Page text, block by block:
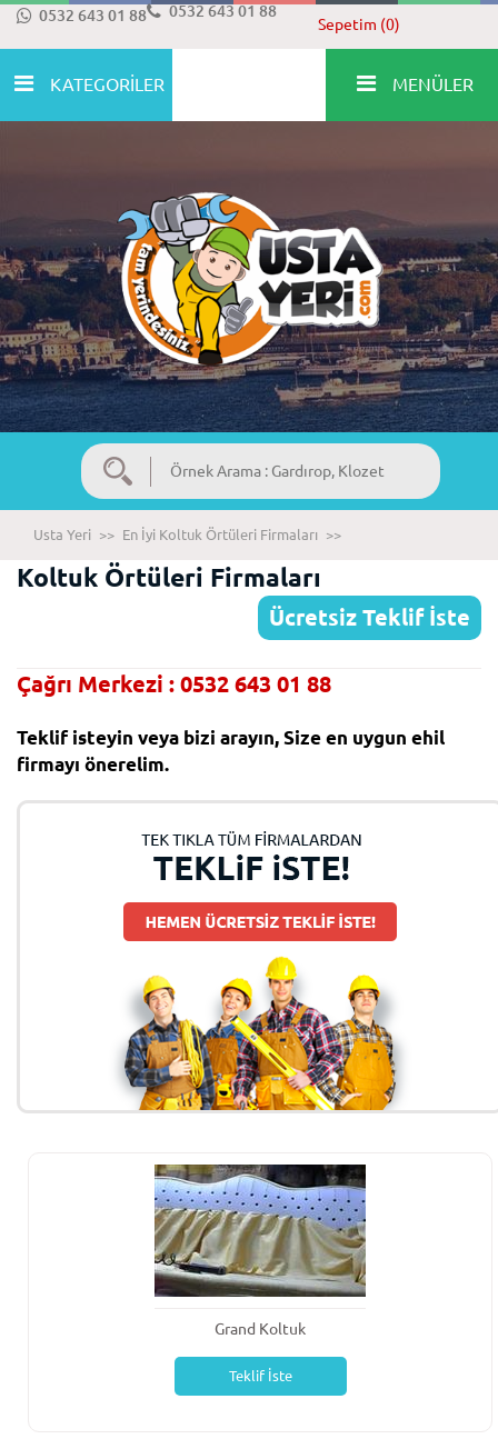
0532 643 01 88 0532 643 01 88
Sepetim (0)
KATEGORİLER MENÜLER
Usta Yeri >> En İyi Koltuk Örtüleri Firmaları >>
Koltuk Örtüleri Firmaları
Ücretsiz Teklif İste
Çağrı Merkezi : 0532 643 01 88
Teklif isteyin veya bizi arayın, Size en uygun ehil
firmayı önerelim.
Grand Koltuk
Teklif İste